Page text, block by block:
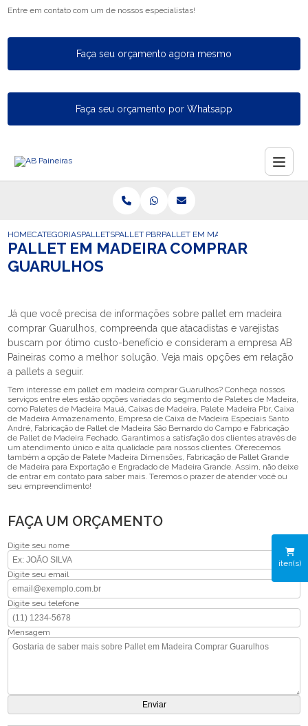
Entre em contato com um de nossos especialistas!
Faça seu orçamento agora mesmo
Faça seu orçamento por Whatsapp
iten(s)
HOMECATEGORIASPALLETSPALLET PBRPALLET EM MADEIRA COMPRAR
PALLET EM MADEIRA COMPRAR
GUARULHOS
Já que você precisa de informações sobre pallet em madeira
comprar Guarulhos, compreenda que atacadistas e varejistas
buscam por ótimo custo-benefício e consideram a empresa AB
Paineiras como a melhor solução. Veja mais opções em relação
a pallets a seguir.
Tem interesse em pallet em madeira comprar Guarulhos? Conheça nossos
serviços entre eles estão opções variadas do segmento de Paletes de Madeira,
como Paletes de Madeira Mauá, Caixas de Madeira, Palete Madeira Pbr, Caixa
de Madeira Armazenamento, Empresa de Caixa de Madeira Especiais Santo
André, Fabricação de Pallet de Madeira São Bernardo do Campo e Fabricação
de Pallet de Madeira Fechado. Garantimos a satisfação dos clientes através de
um atendimento único e alta qualidade para nossos clientes. Oferecemos
também a opção de Palete Madeira Dimensões, Fabricação de Pallet Grande
de Madeira para Exportação e Engradado de Madeira Grande. Assim, não deixe
de entrar em contato para saber mais. Teremos o prazer de atender você ou
seu empreendimento!
FAÇA UM ORÇAMENTO
Digite seu nome
Digite seu email
Digite seu telefone
Mensagem